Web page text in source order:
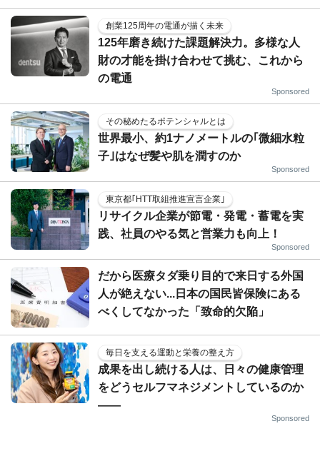
創業125周年の電通が描く未来
125年磨き続けた課題解決力。多様な人
財の才能を掛け合わせて挑む、これから
の電通
Sponsored
その秘めたるポテンシャルとは
世界最小、約1ナノメートルの｢微細水粒
子｣はなぜ髪や肌を潤すのか
Sponsored
東京都｢HTT取組推進宣言企業｣
リサイクル企業が節電・発電・蓄電を実
践、社員のやる気と営業力も向上！
Sponsored
だから医療タダ乗り目的で来日する外国
人が絶えない...日本の国民皆保険にある
べくしてなかった「致命的欠陥」
毎日を支える運動と栄養の整え方
成果を出し続ける人は、日々の健康管理
をどうセルフマネジメントしているのか
——
Sponsored